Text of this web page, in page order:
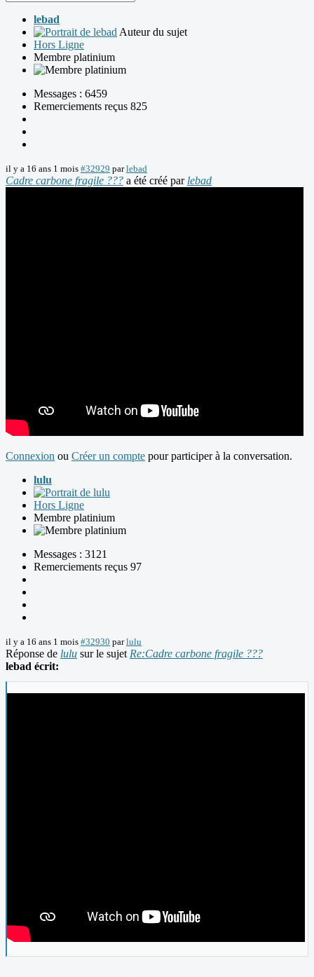
lebad
Auteur du sujet
Hors Ligne
Membre platinium
Messages : 6459
Remerciements reçus 825
il y a 16 ans 1 mois #32929 parlebad
Cadre carbone fragile ??? a été créé par lebad
Connexion ou Créer un compte pour participer à la conversation.
lulu
Hors Ligne
Membre platinium
Messages : 3121
Remerciements reçus 97
il y a 16 ans 1 mois #32930 parlulu
Réponse de lulu sur le sujet Re:Cadre carbone fragile ???
lebad écrit: